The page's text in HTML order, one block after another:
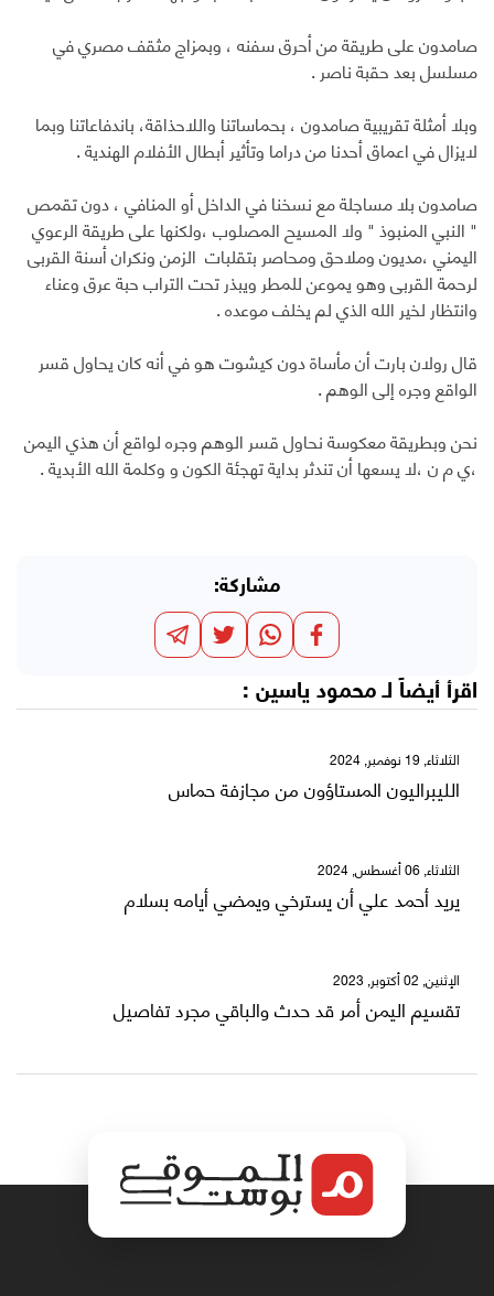
صامدون على طريقة من أحرق سفنه ، وبمزاج مثقف مصري في
مسلسل بعد حقبة ناصر .
وبلا أمثلة تقريبية صامدون ، بحماساتنا واللاحذاقة، باندفاعاتنا وبما
لايزال في اعماق أحدنا من دراما وتأثير أبطال الأفلام الهندية .
صامدون بلا مساجلة مع نسخنا في الداخل أو المنافي ، دون تقمص
" النبي المنبوذ " ولا المسيح المصلوب ،ولكنها على طريقة الرعوي
اليمني ،مديون وملاحق ومحاصر بتقلبات الزمن ونكران أسنة القربى
لرحمة القربى وهو يموعن للمطر ويبذر تحت التراب حبة عرق وعناء
وانتظار لخير الله الذي لم يخلف موعده .
قال رولان بارت أن مأساة دون كيشوت هو في أنه كان يحاول قسر
الواقع وجره إلى الوهم .
نحن وبطريقة معكوسة نحاول قسر الوهم وجره لواقع أن هذي اليمن
،ي م ن ،لا يسعها أن تندثر بداية تهجئة الكون و وكلمة الله الأبدية .
مشاركة:
اقرأ أيضاً لـ محمود ياسين :
الثلاثاء, 19 نوفمبر, 2024
الليبراليون المستاؤون من مجازفة حماس
الثلاثاء, 06 أغسطس, 2024
يريد أحمد علي أن يسترخي ويمضي أيامه بسلام
الإثنين, 02 أكتوبر, 2023
تقسيم اليمن أمر قد حدث والباقي مجرد تفاصيل